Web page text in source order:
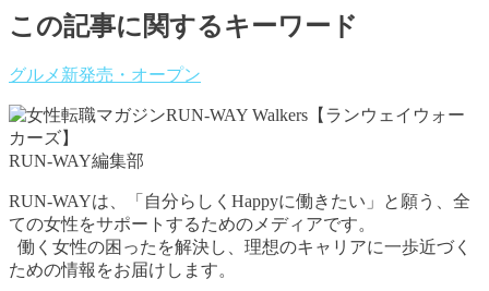
この記事に関するキーワード
グルメ 新発売・オープン
RUN-WAY編集部
RUN-WAYは、「自分らしくHappyに働きたい」と願う、全
ての女性をサポートするためのメディアです。
働く女性の困ったを解決し、理想のキャリアに一歩近づく
ための情報をお届けします。